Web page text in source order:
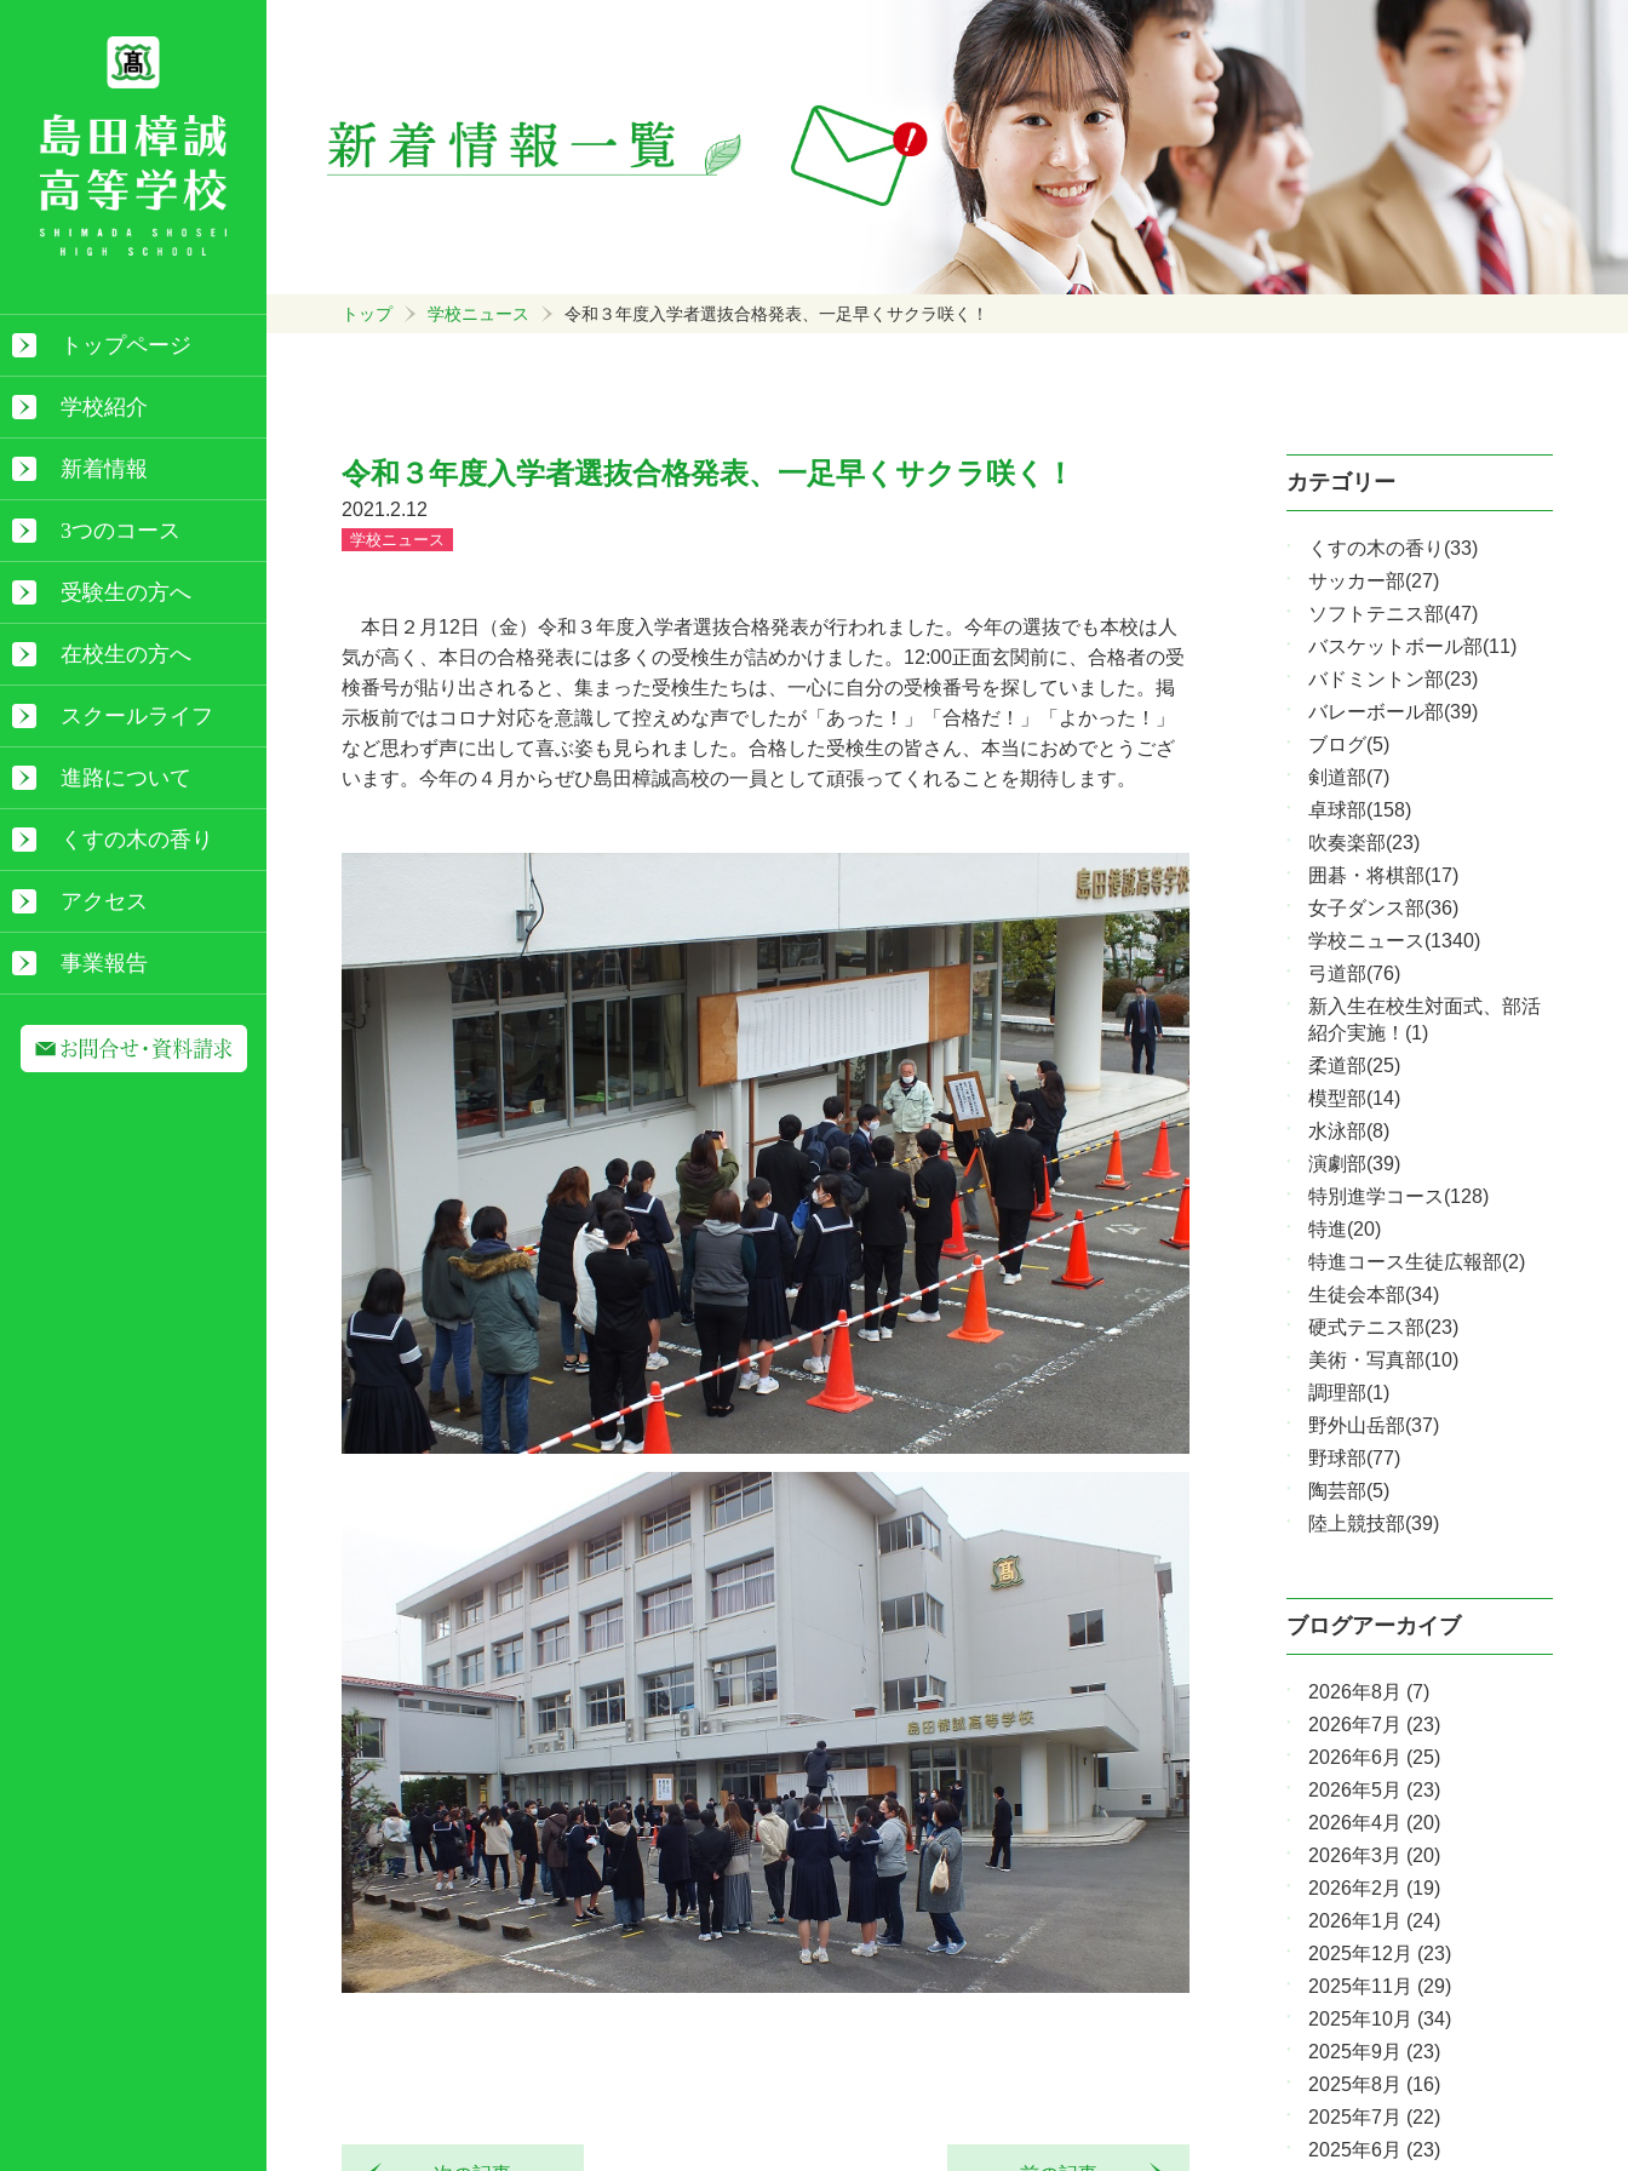
トップページ
学校紹介
新着情報
3つのコース
受験生の方へ
在校生の方へ
スクールライフ
進路について
くすの木の香り
アクセス
事業報告
トップ 学校ニュース 令和３年度入学者選抜合格発表、一足早くサクラ咲く！
令和３年度入学者選抜合格発表、一足早くサクラ咲く！
2021.2.12
学校ニュース
本日２月12日（金）令和３年度入学者選抜合格発表が行われました。今年の選抜でも本校は人
気が高く、本日の合格発表には多くの受検生が詰めかけました。12:00正面玄関前に、合格者の受
検番号が貼り出されると、集まった受検生たちは、一心に自分の受検番号を探していました。掲
示板前ではコロナ対応を意識して控えめな声でしたが「あった！」「合格だ！」「よかった！」
など思わず声に出して喜ぶ姿も見られました。合格した受検生の皆さん、本当におめでとうござ
います。今年の４月からぜひ島田樟誠高校の一員として頑張ってくれることを期待します。
カテゴリー
くすの木の香り(33)
サッカー部(27)
ソフトテニス部(47)
バスケットボール部(11)
バドミントン部(23)
バレーボール部(39)
ブログ(5)
剣道部(7)
卓球部(158)
吹奏楽部(23)
囲碁・将棋部(17)
女子ダンス部(36)
学校ニュース(1340)
弓道部(76)
新入生在校生対面式、部活
紹介実施！(1)
柔道部(25)
模型部(14)
水泳部(8)
演劇部(39)
特別進学コース(128)
特進(20)
特進コース生徒広報部(2)
生徒会本部(34)
硬式テニス部(23)
美術・写真部(10)
調理部(1)
野外山岳部(37)
野球部(77)
陶芸部(5)
陸上競技部(39)
ブログアーカイブ
2026年8月 (7)
2026年7月 (23)
2026年6月 (25)
2026年5月 (23)
2026年4月 (20)
2026年3月 (20)
2026年2月 (19)
2026年1月 (24)
2025年12月 (23)
2025年11月 (29)
2025年10月 (34)
2025年9月 (23)
2025年8月 (16)
2025年7月 (22)
2025年6月 (23)